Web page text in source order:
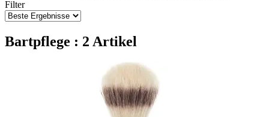
Filter
Bartpflege : 2 Artikel